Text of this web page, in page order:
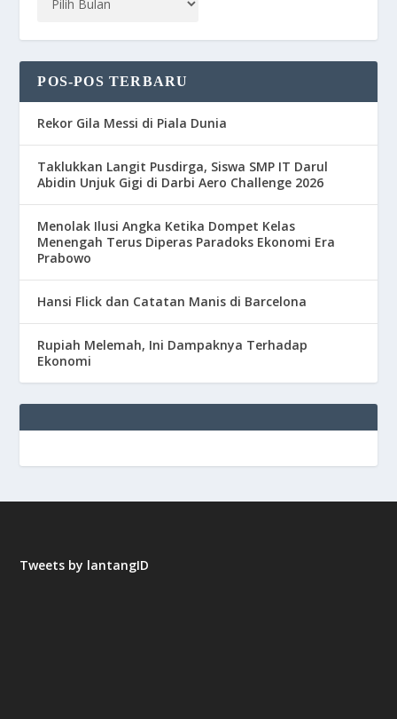
POS-POS TERBARU
Rekor Gila Messi di Piala Dunia
Taklukkan Langit Pusdirga, Siswa SMP IT Darul
Abidin Unjuk Gigi di Darbi Aero Challenge 2026
Menolak Ilusi Angka Ketika Dompet Kelas
Menengah Terus Diperas Paradoks Ekonomi Era
Prabowo
Hansi Flick dan Catatan Manis di Barcelona
Rupiah Melemah, Ini Dampaknya Terhadap
Ekonomi
Tweets by lantangID